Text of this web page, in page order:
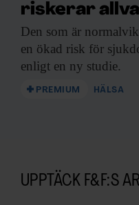
riskerar
Den som är
en ökad risk för
enligt en ny studie.
PREMIUM HÄLSA
UPPTÄCK F&F:S